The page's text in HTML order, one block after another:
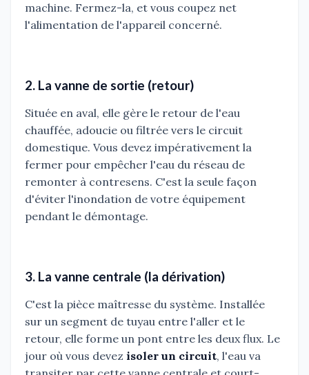
machine. Fermez-la, et vous coupez net
l'alimentation de l'appareil concerné.
2. La vanne de sortie (retour)
Située en aval, elle gère le retour de l'eau
chauffée, adoucie ou filtrée vers le circuit
domestique. Vous devez impérativement la
fermer pour empêcher l'eau du réseau de
remonter à contresens. C'est la seule façon
d'éviter l'inondation de votre équipement
pendant le démontage.
3. La vanne centrale (la dérivation)
C'est la pièce maîtresse du système. Installée
sur un segment de tuyau entre l'aller et le
retour, elle forme un pont entre les deux flux. Le
jour où vous devez isoler un circuit, l'eau va